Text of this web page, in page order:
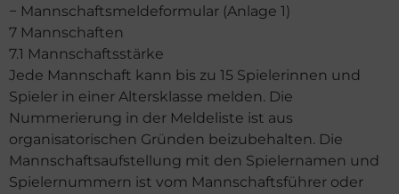
− Mannschaftsmeldeformular (Anlage 1)
7 Mannschaften
7.1 Mannschaftsstärke
Jede Mannschaft kann bis zu 15 Spielerinnen und
Spieler in einer Altersklasse melden. Die
Nummerierung in der Meldeliste ist aus
organisatorischen Gründen beizubehalten. Die
Mannschaftsaufstellung mit den Spielernamen und
Spielernummern ist vom Mannschaftsführer oder